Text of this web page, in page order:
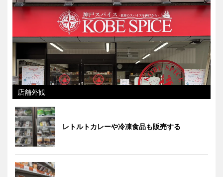
店舗外観
レトルトカレーや冷凍食品も販売する